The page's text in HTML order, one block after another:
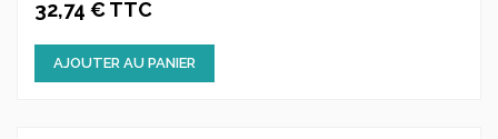
32,74 € TTC
AJOUTER AU PANIER